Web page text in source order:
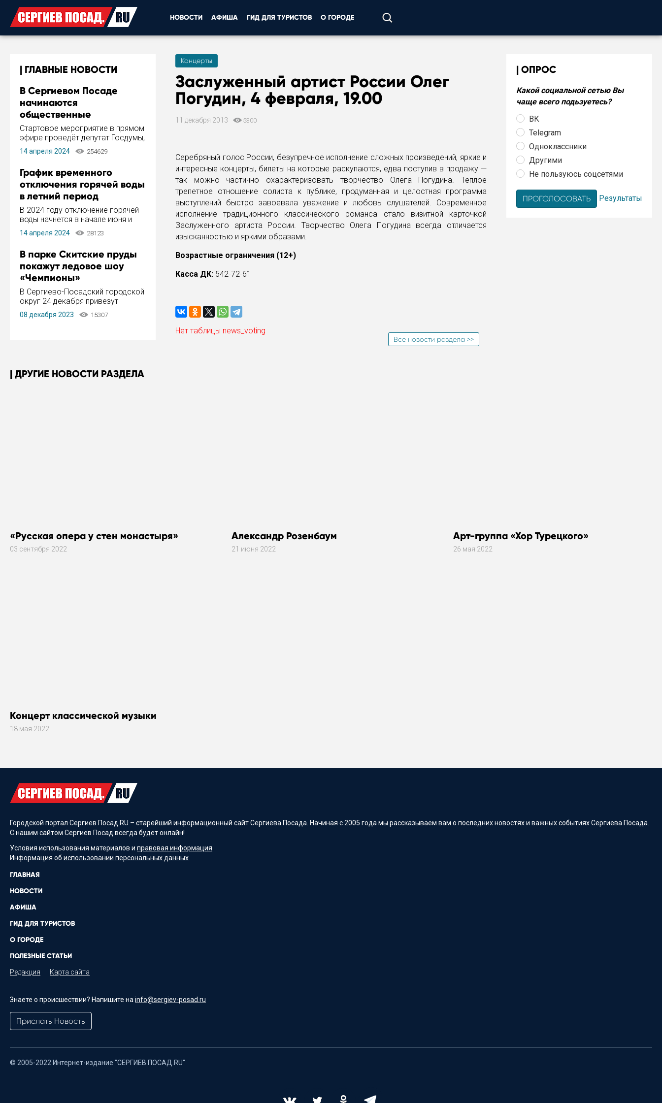
НОВОСТИ АФИША ГИД ДЛЯ ТУРИСТОВ О ГОРОДЕ
ГЛАВНЫЕ НОВОСТИ
В Сергиевом Посаде
начинаются
общественные
обсуждения Стратегии
развития города
Стартовое мероприятие в прямом
эфире проведёт депутат Госдумы,
инициатор и автор Концепции
развития Сергиева Посада и
Пахомов.
14 апреля 2024 254629
График временного
отключения горячей воды
в летний период
В 2024 году отключение горячей
воды начнется в начале июня и
завершится в конце августа.
Период отключения составит не
14 апреля 2024 28123
В парке Скитские пруды
покажут ледовое шоу
«Чемпионы»
В Сергиево-Посадский городской
округ 24 декабря привезут
ледовый тур «Чемпионы»
заслуженного мастера спорта,
08 декабря 2023 15307
Концерты
Заслуженный артист России Олег
Погудин, 4 февраля, 19.00
11 декабря 2013 5300
Серебряный голос России, безупречное исполнение сложных произведений, яркие и
интересные концерты, билеты на которые раскупаются, едва поступив в продажу —
так можно частично охарактеризовать творчество Олега Погудина. Теплое
трепетное отношение солиста к публике, продуманная и целостная программа
выступлений быстро завоевала уважение и любовь слушателей. Современное
исполнение традиционного классического романса стало визитной карточкой
Заслуженного артиста России. Творчество Олега Погудина всегда отличается
изысканностью и яркими образами.
Возрастные ограничения (12+)
Касса ДК: 542-72-61
Нет таблицы news_voting
Все новости раздела >>
ОПРОС
Какой социальной сетью Вы
чаще всего подьзуетесь?
ВК
Telegram
Одноклассники
Другими
Не пользуюсь соцсетями
Результаты
ДРУГИЕ НОВОСТИ РАЗДЕЛА
«Русская опера у стен монастыря»
03 сентября 2022
Александр Розенбаум
21 июня 2022
Арт-группа «Хор Турецкого»
26 мая 2022
Концерт классической музыки
18 мая 2022
Городской портал Сергиев Посад.RU – старейший информационный сайт Сергиева Посада. Начиная с 2005 года мы рассказываем вам о последних новостях и важных событиях Сергиева Посада.
С нашим сайтом Сергиев Посад всегда будет онлайн!
Условия использования материалов и правовая информация
Информация об использовании персональных данных
ГЛАВНАЯ
НОВОСТИ
АФИША
ГИД ДЛЯ ТУРИСТОВ
О ГОРОДЕ
ПОЛЕЗНЫЕ СТАТЬИ
Редакция Карта сайта
Знаете о происшествии? Напишите на info@sergiev-posad.ru
Прислать Новость
© 2005-2022 Интернет-издание "СЕРГИЕВ ПОСАД.RU"